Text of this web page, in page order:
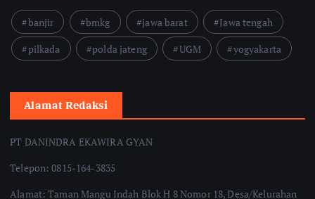
banjir bmkg jawa barat
Jawa tengah
pilkada
polda jateng UGM yogyakarta
Alamat Redaksi
PT DANINDRA EKAWIRA GYAN
Telepon: 0815-164-3835
Alamat: Taman Mangu Indah Blok H 8 Nomor 18, Desa/Kelurahan